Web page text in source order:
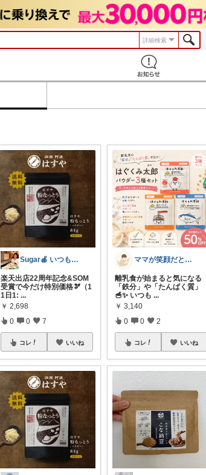
詳細検索
Sugar🍎 いつもの毎日を気分良く♡
楽天出店22周年記念&SOM
受賞で今だけ特別価格🫘（1
1日1: ...
￥ 2,698
0 0 7
コレ いいね
ママが笑顔だと、家族みんなが笑顔になる。
離乳食が始まると気になる
「鉄分」や「たんぱく質」
🥣✨ いつも ...
￥ 3,140
0 0 2
コレ いいね